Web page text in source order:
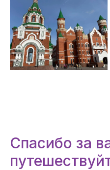
Спасибо за